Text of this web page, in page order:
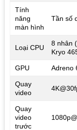
Tính
năng
màn hình
Tần số
Loại CPU
8 nhân
Kryo
GPU Adreno
Quay
video
Quay
video
trước